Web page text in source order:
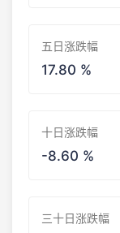
五日涨跌幅
17.80 %
十日涨跌幅
-8.60 %
三十日涨跌幅